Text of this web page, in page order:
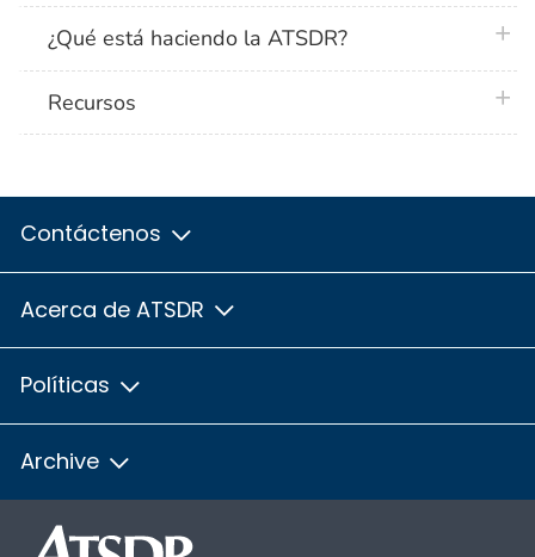
¿Qué está haciendo la ATSDR?
Recursos
Contáctenos
Acerca de ATSDR
Políticas
Archive